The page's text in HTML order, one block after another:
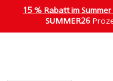
15 % Rabatt im Summer
SUMMER26